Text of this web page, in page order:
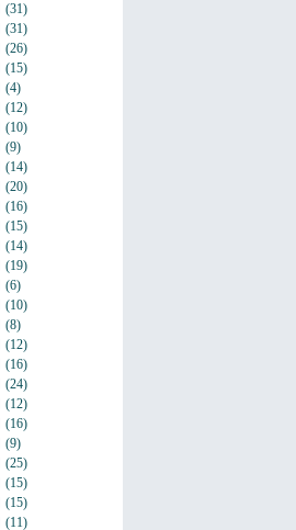
(31)
(31)
(26)
(15)
(4)
(12)
(10)
(9)
(14)
(20)
(16)
(15)
(14)
(19)
(6)
(10)
(8)
(12)
(16)
(24)
(12)
(16)
(9)
(25)
(15)
(15)
(11)